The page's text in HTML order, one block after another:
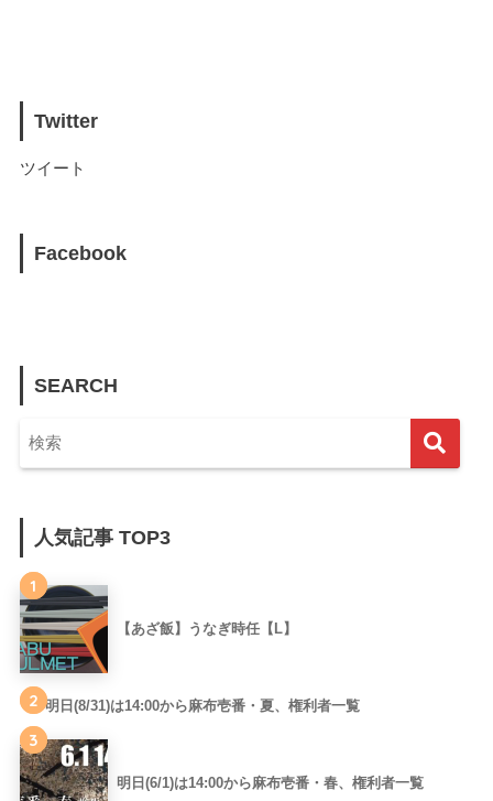
Twitter
ツイート
Facebook
SEARCH
人気記事 TOP3
1
【あざ飯】うなぎ時任【L】
2 明日(8/31)は14:00から麻布壱番・夏、権利者一覧
3
明日(6/1)は14:00から麻布壱番・春、権利者一覧